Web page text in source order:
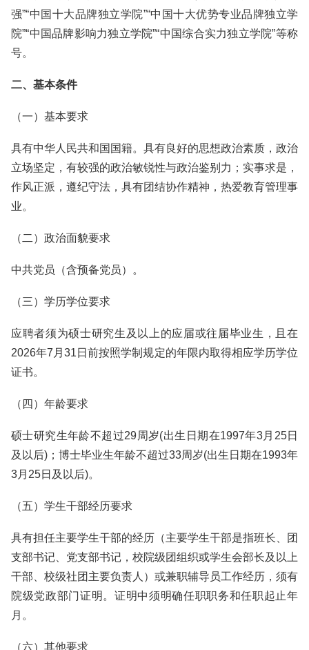
强”“中国十大品牌独立学院”“中国十大优势专业品牌独立学
院”“中国品牌影响力独立学院”“中国综合实力独立学院”等称
号。
二、基本条件
（一）基本要求
具有中华人民共和国国籍。具有良好的思想政治素质，政治
立场坚定，有较强的政治敏锐性与政治鉴别力；实事求是，
作风正派，遵纪守法，具有团结协作精神，热爱教育管理事
业。
（二）政治面貌要求
中共党员（含预备党员）。
（三）学历学位要求
应聘者须为硕士研究生及以上的应届或往届毕业生，且在
2026年7月31日前按照学制规定的年限内取得相应学历学位
证书。
（四）年龄要求
硕士研究生年龄不超过29周岁(出生日期在1997年3月25日
及以后)；博士毕业生年龄不超过33周岁(出生日期在1993年
3月25日及以后)。
（五）学生干部经历要求
具有担任主要学生干部的经历（主要学生干部是指班长、团
支部书记、党支部书记，校院级团组织或学生会部长及以上
干部、校级社团主要负责人）或兼职辅导员工作经历，须有
院级党政部门证明。证明中须明确任职职务和任职起止年
月。
（六）其他要求